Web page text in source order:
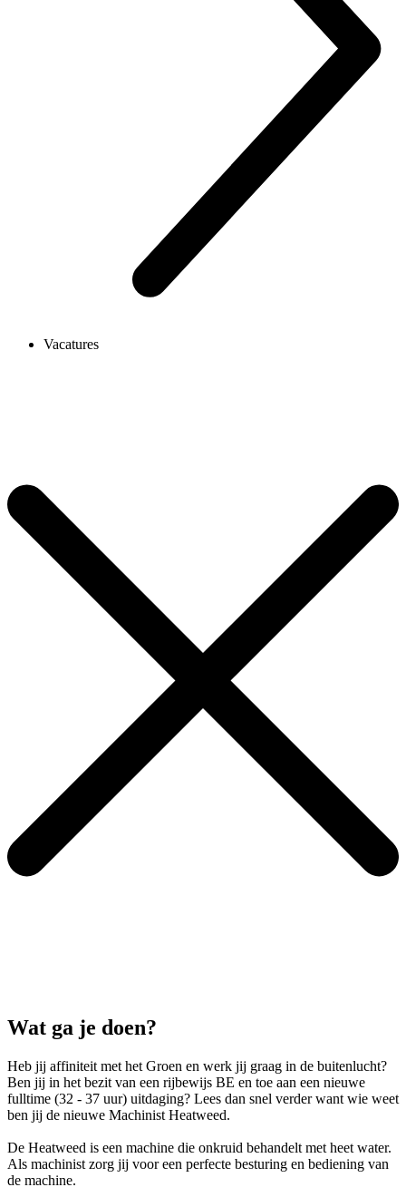
Vacatures
Wat ga je doen?
Heb jij affiniteit met het Groen en werk jij graag in de buitenlucht?
Ben jij in het bezit van een rijbewijs BE en toe aan een nieuwe
fulltime (32 - 37 uur) uitdaging? Lees dan snel verder want wie weet
ben jij de nieuwe Machinist Heatweed.
De Heatweed is een machine die onkruid behandelt met heet water.
Als machinist zorg jij voor een perfecte besturing en bediening van
de machine.